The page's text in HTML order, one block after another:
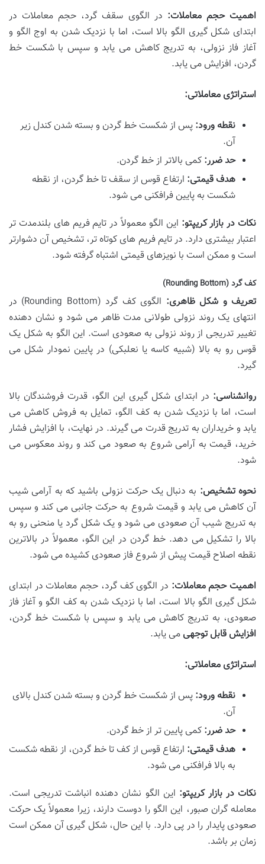
اهمیت حجم معاملات: در الگوی سقف گرد، حجم معاملات در
ابتدای شکل گیری الگو بالا است، اما با نزدیک شدن به اوج الگو و
آغاز فاز نزولی، به تدریج کاهش می یابد و سپس با شکست خط
گردن، افزایش می یابد.
استراتژی معاملاتی:
نقطه ورود: پس از شکست خط گردن و بسته شدن کندل زیر
آن.
حد ضرر: کمی بالاتر از خط گردن.
هدف قیمتی: ارتفاع قوس از سقف تا خط گردن، از نقطه
شکست به پایین فرافکنی می شود.
نکات در بازار کریپتو: این الگو معمولاً در تایم فریم های بلندمدت تر
اعتبار بیشتری دارد. در تایم فریم های کوتاه تر، تشخیص آن دشوارتر
است و ممکن است با نویزهای قیمتی اشتباه گرفته شود.
کف گرد (Rounding Bottom)
تعریف و شکل ظاهری:
الگوی کف گرد (Rounding Bottom) در
انتهای یک روند نزولی طولانی مدت ظاهر می شود و نشان دهنده
تغییر تدریجی از روند نزولی به صعودی است. این الگو به شکل یک
قوس رو به بالا (شبیه کاسه یا نعلبکی) در پایین نمودار شکل می
گیرد.
روانشناسی: در ابتدای شکل گیری این الگو، قدرت فروشندگان بالا
است، اما با نزدیک شدن به کف الگو، تمایل به فروش کاهش می
یابد و خریداران به تدریج قدرت می گیرند. در نهایت، با افزایش فشار
خرید، قیمت به آرامی شروع به صعود می کند و روند معکوس می
شود.
نحوه تشخیص: به دنبال یک حرکت نزولی باشید که به آرامی شیب
آن کاهش می یابد و قیمت شروع به حرکت جانبی می کند و سپس
به تدریج شیب آن صعودی می شود و یک شکل گرد یا منحنی رو به
بالا را تشکیل می دهد. خط گردن در این الگو، معمولاً در بالاترین
نقطه اصلاح قیمت پیش از شروع فاز صعودی کشیده می شود.
اهمیت حجم معاملات: در الگوی کف گرد، حجم معاملات در ابتدای
شکل گیری الگو بالا است، اما با نزدیک شدن به کف الگو و آغاز فاز
صعودی، به تدریج کاهش می یابد و سپس با شکست خط گردن،
افزایش قابل توجهی می یابد.
استراتژی معاملاتی:
نقطه ورود: پس از شکست خط گردن و بسته شدن کندل بالای
آن.
حد ضرر: کمی پایین تر از خط گردن.
هدف قیمتی: ارتفاع قوس از کف تا خط گردن، از نقطه شکست
به بالا فرافکنی می شود.
نکات در بازار کریپتو: این الگو نشان دهنده انباشت تدریجی است.
معامله گران صبور، این الگو را دوست دارند، زیرا معمولاً یک حرکت
صعودی پایدار را در پی دارد. با این حال، شکل گیری آن ممکن است
زمان بر باشد.